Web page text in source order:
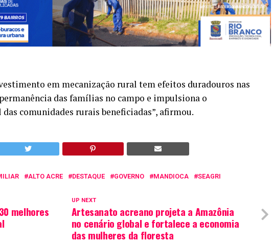
em mecanização rural tem efeitos duradouros nas
das famílias no campo e impulsiona o
comunidades rurais beneficiadas”, afirmou.
ALTO ACRE DESTAQUE GOVERNO MANDIOCA SEAGRI
UP NEXT
Artesanato acreano projeta a Amazônia
no cenário global e fortalece a economia
das mulheres da floresta
melhores